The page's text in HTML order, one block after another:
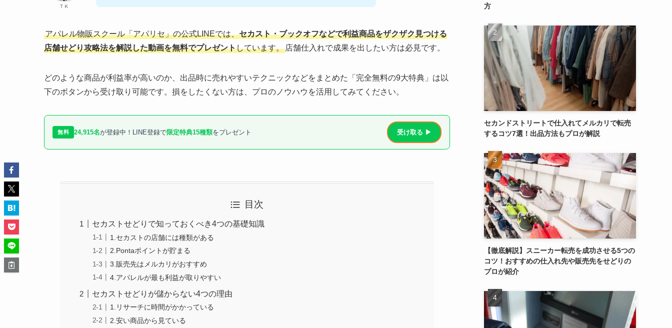
ＴＫ
アパレル物販スクール「アパリセ」の公式LINEでは、セカスト・ブックオフなどで利益商品をザクザク見つける
店舗せどり攻略法を解説した動画を無料でプレゼントしています。 店舗仕入れで成果を出したい方は必見です。
どのような商品が利益率が高いのか、出品時に売れやすいテクニックなどをまとめた「完全無料の9大特典」は以
下のボタンから受け取り可能です。損をしたくない方は、プロのノウハウを活用してみてください。
無料 24,915名が登録中！LINE登録で限定特典15種類をプレゼント 受け取る ▶
目次
セカストせどりで知っておくべき4つの基礎知識
1.セカストの店舗には種類がある
2.Pontaポイントが貯まる
3.販売先はメルカリがおすすめ
4.アパレルが最も利益が取りやすい
セカストせどりが儲からない4つの理由
1.リサーチに時間がかかっている
2.安い商品から見ている
方
セカンドストリートで仕入れてメルカリで転売
するコツ7選！出品方法もプロが解説
【徹底解説】スニーカー転売を成功させる5つの
コツ！おすすめの仕入れ先や販売先をせどりの
プロが紹介